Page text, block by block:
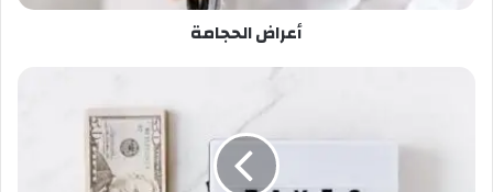
أعراض الحجامة